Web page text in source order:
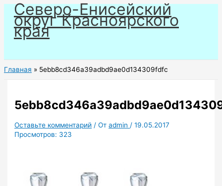
Перейти
содержимому
Северо-Енисейский
округ Красноярского
края
Главная 5ebb8cd346a39adbd9ae0d134309fdfc
Оставьте комментарий / Отadmin /19.05.2017
Просмотров: 323